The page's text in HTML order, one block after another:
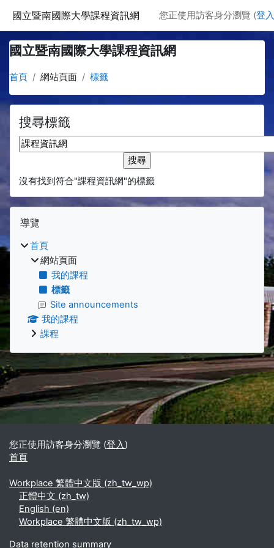
國立暨南國際大學課程資訊網 您正使用訪客身分瀏覽 (登入
國立暨南國際大學課程資訊網
首頁 網站頁面 標籤
搜尋標籤
搜尋標籤
沒有找到符合"課程資訊網"的標籤
區塊
跳過 導覽
導覽
首頁
網站頁面
我的課程
標籤
Site announcements
我的課程
課程
補充內容區塊
您正使用訪客身分瀏覽 (登入)
首頁
Workplace 繁體中文版 ‎(zh_tw_wp)‎
正體中文 ‎(zh_tw)‎
English ‎(en)‎
Workplace 繁體中文版 ‎(zh_tw_wp)‎
Data retention summary